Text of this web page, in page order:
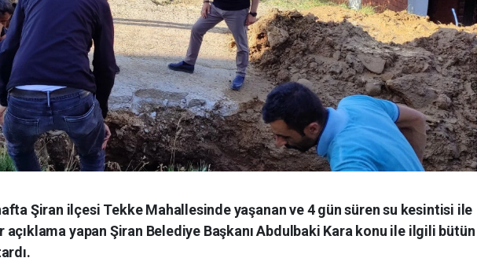
Şiran ilçesi Tekke Mahallesinde yaşanan ve 4 gün süren su kesintisi ile
açıklama yapan Şiran Belediye Başkanı Abdulbaki Kara konu ile ilgili bütün